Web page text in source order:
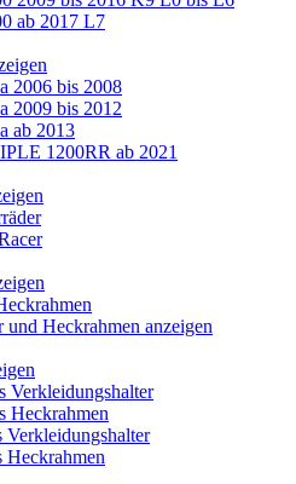
ab 2017 L7
2006 bis 2008
2009 bis 2012
ab 2013
1200RR ab 2021
und Heckrahmen anzeigen
Verkleidungshalter
Heckrahmen